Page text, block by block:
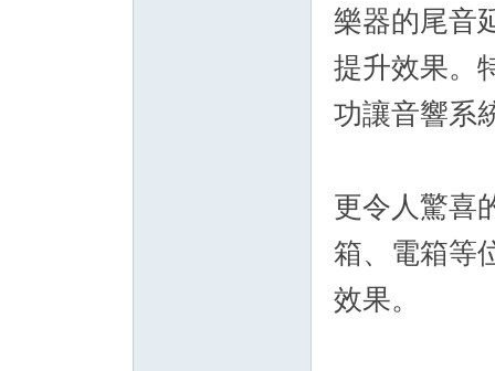
樂器的尾音
提升效果。
功讓音響系
更令人驚喜
箱、電箱等
效果。